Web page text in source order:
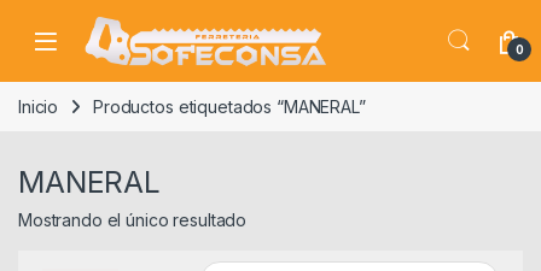
Skip to navigation
Skip to content
0
Inicio Productos etiquetados “MANERAL”
MANERAL
Mostrando el único resultado